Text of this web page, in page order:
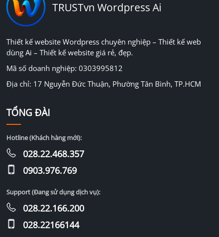
TRUSTvn Wordpress Ai
Thiết kế website Wordpress chuyên nghiệp – Thiết kế web
dùng Ai – Thiết kế website giá rẻ, đẹp.
Mã số doanh nghiệp: 0303995812
Địa chỉ: 17 Nguyễn Đức Thuận, Phường Tân Bình, TP.HCM
TỔNG ĐÀI
Hotline (Khách hàng mới):
028.22.468.357
0903.976.769
Support (Đang sử dụng dịch vụ):
028.22.166.200
028.22166144